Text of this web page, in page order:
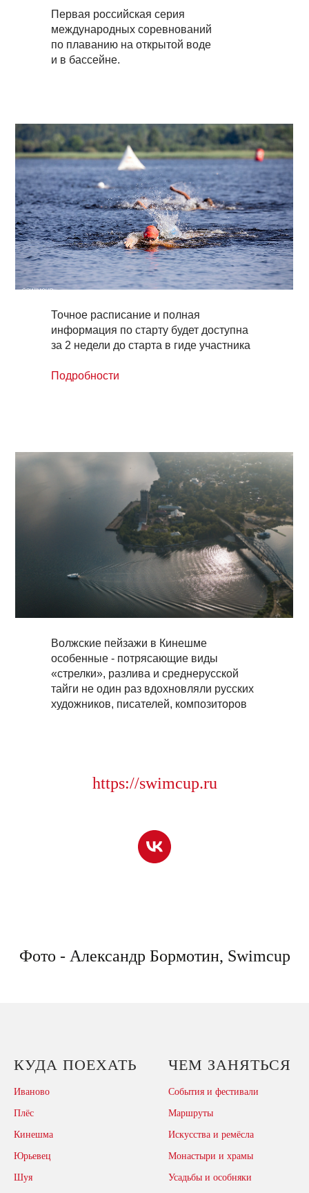
Первая российская серия
международных соревнований
по плаванию на открытой воде
и в бассейне.
Точное расписание и полная
информация по старту будет доступна
за 2 недели до старта в гиде участника
Подробности
Волжские пейзажи в Кинешме
особенные - потрясающие виды
«стрелки», разлива и среднерусской
тайги не один раз вдохновляли русских
художников, писателей, композиторов
https://swimcup.ru
Фото - Александр Бормотин, Swimcup
КУДА ПОЕХАТЬ
Иваново
Плёс
Кинешма
Юрьевец
Шуя
ЧЕМ ЗАНЯТЬСЯ
События и фестивали
Маршруты
Искусства и ремёсла
Монастыри и храмы
Усадьбы и особняки